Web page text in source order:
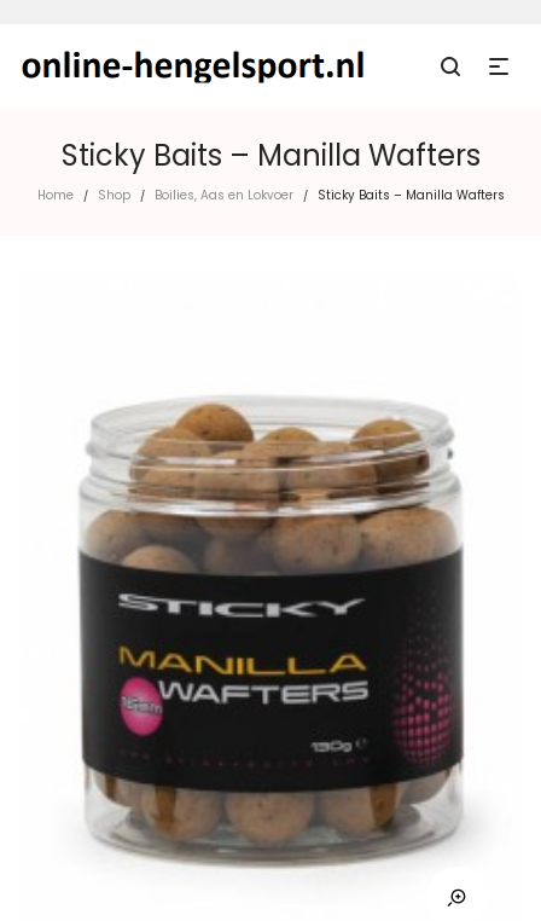
Sticky Baits – Manilla Wafters
Home / Shop / Boilies, Aas en Lokvoer / Sticky Baits – Manilla Wafters